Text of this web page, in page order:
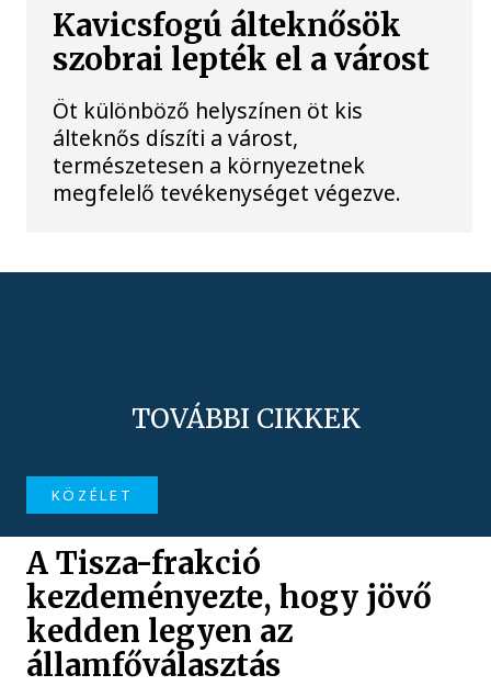
Kavicsfogú álteknősök
szobrai lepték el a várost
Öt különböző helyszínen öt kis
álteknős díszíti a várost,
természetesen a környezetnek
megfelelő tevékenységet végezve.
TOVÁBBI CIKKEK
KÖZÉLET
A Tisza-frakció
kezdeményezte, hogy jövő
kedden legyen az
államfőválasztás